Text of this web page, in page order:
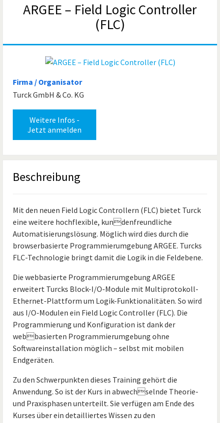
ARGEE – Field Logic Controller
(FLC)
Firma / Organisator
Turck GmbH & Co. KG
Weitere Infos -
Jetzt anmelden
Beschreibung
Mit den neuen Field Logic Controllern (FLC) bietet Turck
eine weitere hochflexible, kundenfreundliche
Automatisierungslösung. Möglich wird dies durch die
browserbasierte Programmierumgebung ARGEE. Turcks
FLC-Technologie bringt damit die Logik in die Feldebene.
Die webbasierte Programmierumgebung ARGEE
erweitert Turcks Block-I/O-Module mit Multiprotokoll-
Ethernet-Plattform um Logik-Funktionalitäten. So wird
aus I/O-Modulen ein Field Logic Controller (FLC). Die
Programmierung und Konfiguration ist dank der
webbasierten Programmierumgebung ohne
Softwareinstallation möglich – selbst mit mobilen
Endgeräten.
Zu den Schwerpunkten dieses Training gehört die
Anwendung. So ist der Kurs in abwechselnde Theorie-
und Praxisphasen unterteilt. Sie verfügen am Ende des
Kurses über ein detailliertes Wissen zu den